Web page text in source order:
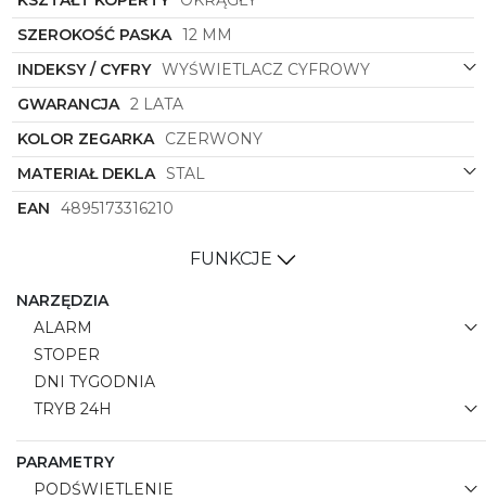
SZEROKOŚĆ PASKA 12 MM
INDEKSY / CYFRY WYŚWIETLACZ CYFROWY
GWARANCJA 2 LATA
KOLOR ZEGARKA CZERWONY
MATERIAŁ DEKLA STAL
EAN
4895173316210
FUNKCJE
NARZĘDZIA
ALARM
STOPER
DNI TYGODNIA
TRYB 24H
PARAMETRY
PODŚWIETLENIE